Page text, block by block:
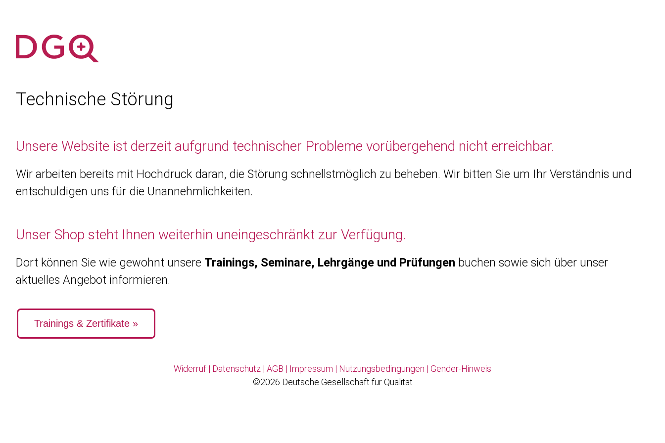
Technische Störung
Unsere Website ist derzeit aufgrund technischer Probleme vorübergehend nicht erreichbar.
Wir arbeiten bereits mit Hochdruck daran, die Störung schnellstmöglich zu beheben. Wir bitten Sie um Ihr Verständnis und
entschuldigen uns für die Unannehmlichkeiten.
Unser Shop steht Ihnen weiterhin uneingeschränkt zur Verfügung.
Dort können Sie wie gewohnt unsere Trainings, Seminare, Lehrgänge und Prüfungen buchen sowie sich über unser
aktuelles Angebot informieren.
Trainings & Zertifikate »
Widerruf | Datenschutz | AGB | Impressum | Nutzungsbedingungen | Gender-Hinweis
©2026 Deutsche Gesellschaft für Qualität